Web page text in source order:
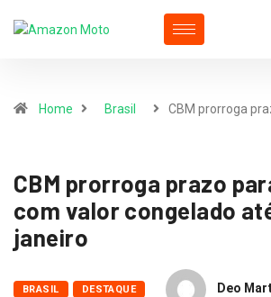
Home Brasil CBM prorroga
CBM prorroga prazo
com valor congelado
janeiro
BRASIL DESTAQUE Deo